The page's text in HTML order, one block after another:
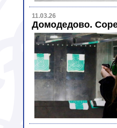
11.03.26
Домодедово.